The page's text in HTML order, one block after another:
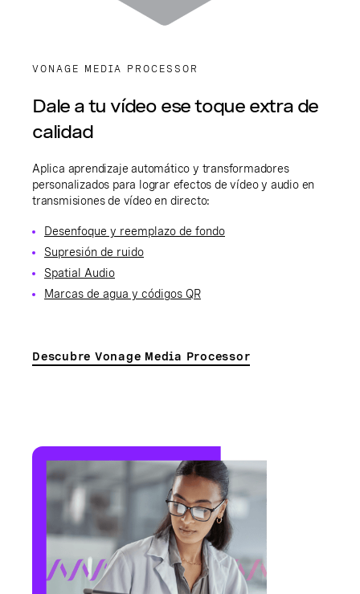
VONAGE MEDIA PROCESSOR
Dale a tu vídeo ese toque extra de
calidad
Aplica aprendizaje automático y transformadores
personalizados para lograr efectos de vídeo y audio en
transmisiones de vídeo en directo:
Desenfoque y reemplazo de fondo
Supresión de ruido
Spatial Audio
Marcas de agua y códigos QR
Descubre Vonage Media Processor